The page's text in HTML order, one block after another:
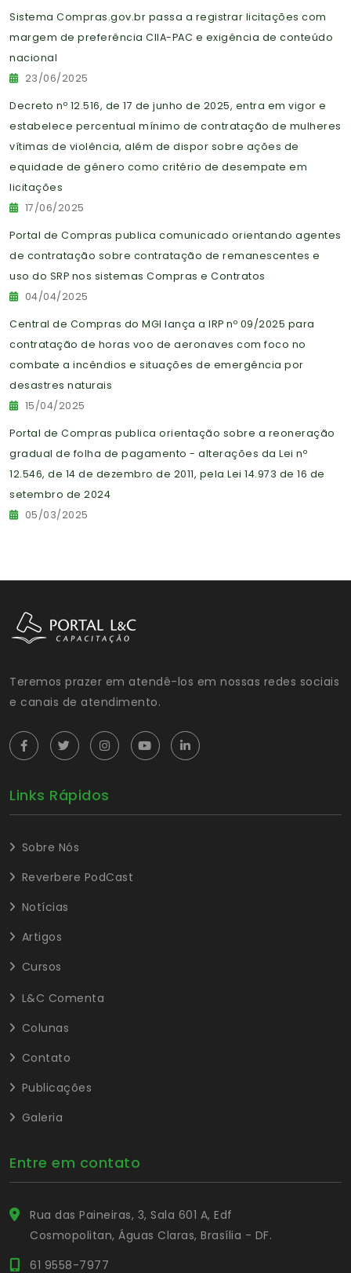
Sistema Compras.gov.br passa a registrar licitações com
margem de preferência CIIA-PAC e exigência de conteúdo
nacional
23/06/2025
Decreto nº 12.516, de 17 de junho de 2025, entra em vigor e
estabelece percentual mínimo de contratação de mulheres
vítimas de violência, além de dispor sobre ações de
equidade de gênero como critério de desempate em
licitações
17/06/2025
Portal de Compras publica comunicado orientando agentes
de contratação sobre contratação de remanescentes e
uso do SRP nos sistemas Compras e Contratos
04/04/2025
Central de Compras do MGI lança a IRP nº 09/2025 para
contratação de horas voo de aeronaves com foco no
combate a incêndios e situações de emergência por
desastres naturais
15/04/2025
Portal de Compras publica orientação sobre a reoneração
gradual de folha de pagamento - alterações da Lei nº
12.546, de 14 de dezembro de 2011, pela Lei 14.973 de 16 de
setembro de 2024
05/03/2025
Teremos prazer em atendê-los em nossas redes sociais
e canais de atendimento.
Links Rápidos
Sobre Nós
Reverbere PodCast
Notícias
Artigos
Cursos
L&C Comenta
Colunas
Contato
Publicações
Galeria
Entre em contato
Rua das Paineiras, 3, Sala 601 A, Edf
Cosmopolitan, Águas Claras, Brasília - DF.
61 9558-7977